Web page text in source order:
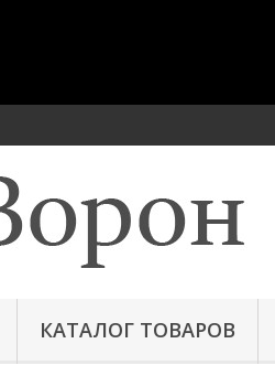
КАТАЛОГ ТОВАРОВ